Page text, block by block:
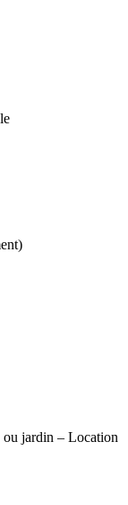
ou jardin – Location